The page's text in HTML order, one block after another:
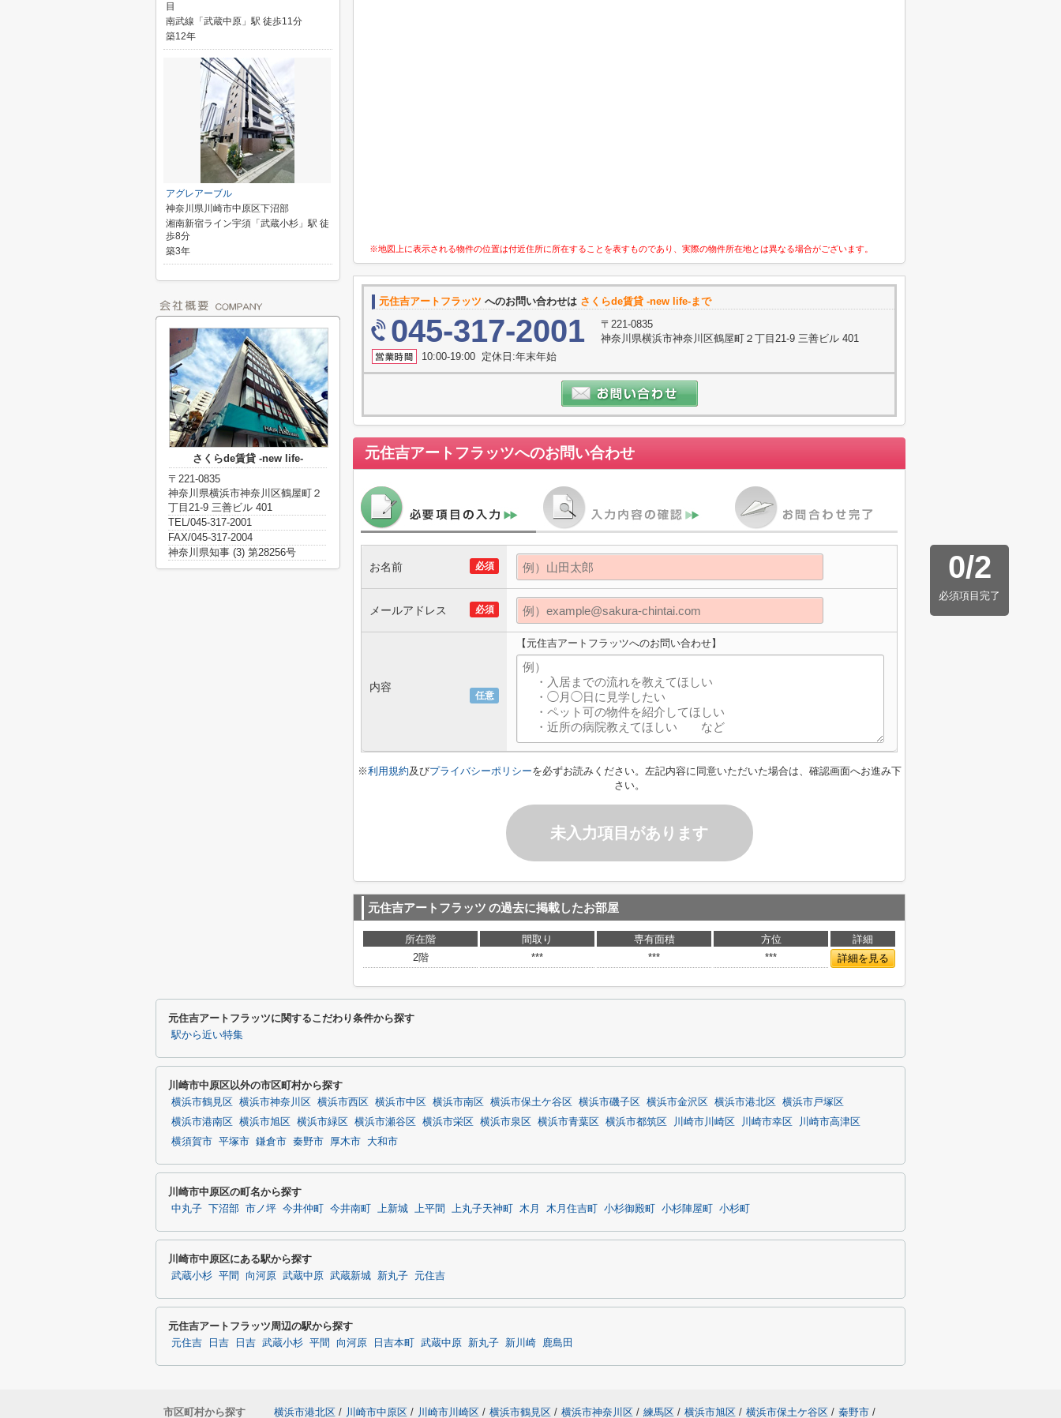
※地図上に表示される物件の位置は付近住所に所在することを表すものであり、実際の物件所在地とは異なる場合がございます。
元住吉アートフラッツ へのお問い合わせは さくらde賃貸 -new life-まで
045-317-2001
〒221-0835
神奈川県横浜市神奈川区鶴屋町２丁目21-9 三善ビル 401
10:00-19:00 定休日:年末年始
元住吉アートフラッツへのお問い合わせ
0/2
必須項目完了
必須
お名前
必須
メールアドレス
任意
内容
【元住吉アートフラッツへのお問い合わせ】
※利用規約及びプライバシーポリシーを必ずお読みください。左記内容に同意いただいた場合は、確認画面へお進み下
さい。
未入力項目があります
元住吉アートフラッツ の過去に掲載したお部屋
所在階 間取り 専有面積 方位
詳細
2階
*** *** *** 詳細を見る
目
南武線「武蔵中原」駅 徒歩11分
築12年
アグレアーブル
神奈川県川崎市中原区下沼部
湘南新宿ライン宇須「武蔵小杉」駅 徒
歩8分
築3年
さくらde賃貸 -new life-
〒221-0835
神奈川県横浜市神奈川区鶴屋町２
丁目21-9 三善ビル 401
TEL/045-317-2001
FAX/045-317-2004
神奈川県知事 (3) 第28256号
元住吉アートフラッツに関するこだわり条件から探す
駅から近い特集
川崎市中原区以外の市区町村から探す
横浜市鶴見区 横浜市神奈川区 横浜市西区 横浜市中区 横浜市南区 横浜市保土ケ谷区 横浜市磯子区 横浜市金沢区 横浜市港北区
横浜市戸塚区
横浜市港南区
横浜市旭区 横浜市緑区 横浜市瀬谷区 横浜市栄区 横浜市泉区 横浜市青葉区 横浜市都筑区 川崎市川崎区 川崎市幸区
川崎市高津区
横須賀市 平塚市 鎌倉市 秦野市 厚木市 大和市
川崎市中原区の町名から探す
中丸子 下沼部 市ノ坪 今井仲町 今井南町 上新城 上平間 上丸子天神町 木月 木月住吉町 小杉御殿町 小杉陣屋町 小杉町
川崎市中原区にある駅から探す
武蔵小杉 平間 向河原 武蔵中原 武蔵新城 新丸子 元住吉
元住吉アートフラッツ周辺の駅から探す
元住吉 日吉 日吉 武蔵小杉 平間 向河原 日吉本町 武蔵中原 新丸子 新川崎 鹿島田
市区町村から探す 横浜市港北区 / 川崎市中原区 / 川崎市川崎区 / 横浜市鶴見区 / 横浜市神奈川区 / 練馬区 / 横浜市旭区 / 横浜市保土ケ谷区 / 秦野市 /